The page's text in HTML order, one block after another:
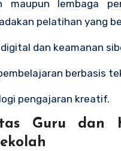
maupun lembaga
pelatihan yang
digital dan keamanan
pembelajaran berbasis
pengajaran kreatif.
Guru dan